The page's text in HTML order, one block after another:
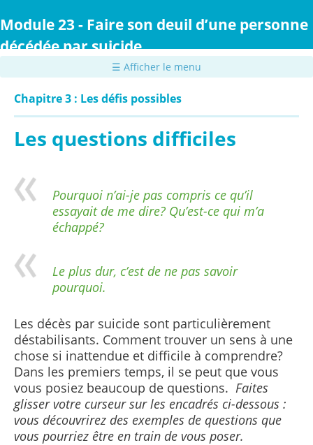
au
principal
Module 23 - Faire son deuil d’une personne
décédée par suicide
☰ Afficher le menu
Chapitre 3 : Les défis possibles
Les questions difficiles
Pourquoi n’ai-je pas compris ce qu’il
essayait de me dire? Qu’est-ce qui m’a
échappé?
Le plus dur, c’est de ne pas savoir
pourquoi.
Les décès par suicide sont particulièrement
déstabilisants. Comment trouver un sens à une
chose si inattendue et difficile à comprendre?
Dans les premiers temps, il se peut que vous
vous posiez beaucoup de questions. Faites
glisser votre curseur sur les encadrés ci-dessous :
vous découvrirez des exemples de questions que
vous pourriez être en train de vous poser.